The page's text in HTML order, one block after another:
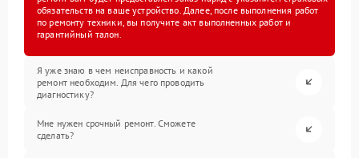
обязательств на ваше устройство. Далее, после выполнения работ
по ремонту техники, вы получите акт выполненных работ и
гарантийный талон.
Я уже знаю в чем неисправность и какой
ремонт необходим. Для чего проводить
диагностику?
Мне нужен срочный ремонт. Сможете
сделать?